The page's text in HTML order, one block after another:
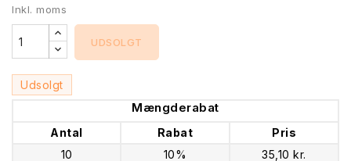
Inkl. moms
UDSOLGT
Udsolgt
Mængderabat
Antal Rabat
Pris
10
10%
35,10 kr.